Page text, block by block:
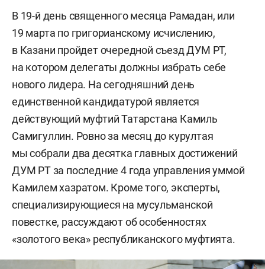
В 19-й день священного месяца Рамадан, или
19 марта по григорианскому исчислению,
в Казани пройдет очередной съезд ДУМ РТ,
на котором делегаты должны избрать себе
нового лидера. На сегодняшний день
единственной кандидатурой является
действующий муфтий Татарстана Камиль
Самигуллин. Ровно за месяц до курултая
мы собрали два десятка главных достижений
ДУМ РТ за последние 4 года управления уммой
Камилем хазратом. Кроме того, эксперты,
специализирующиеся на мусульманской
повестке, рассуждают об особенностях
«золотого века» республиканского муфтията.